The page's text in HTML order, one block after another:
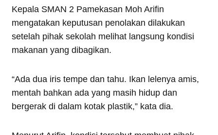
Kepala SMAN 2 Pamekasan Moh Arifin
mengatakan keputusan penolakan dilakukan
setelah pihak sekolah melihat langsung kondisi
makanan yang dibagikan.
“Ada dua iris tempe dan tahu. Ikan lelenya amis,
mentah bahkan ada yang masih hidup dan
bergerak di dalam kotak plastik,” kata dia.